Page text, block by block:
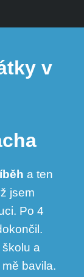
v
a ten
jsem
Po 4
a
bavila.